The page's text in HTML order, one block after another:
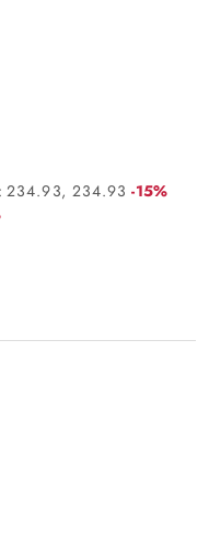
234.93 234.93 Rabat:
-15%